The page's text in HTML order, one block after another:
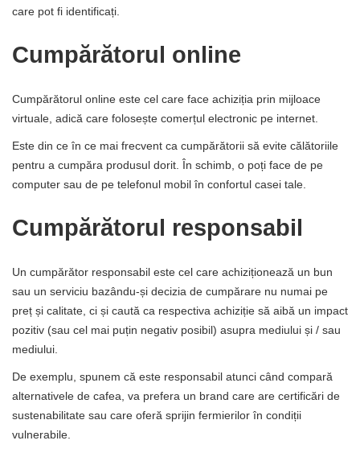
care pot fi identificați.
Cumpărătorul online
Cumpărătorul online este cel care face achiziția prin mijloace
virtuale, adică care folosește comerțul electronic pe internet.
Este din ce în ce mai frecvent ca cumpărătorii să evite călătoriile
pentru a cumpăra produsul dorit. În schimb, o poți face de pe
computer sau de pe telefonul mobil în confortul casei tale.
Cumpărătorul responsabil
Un cumpărător responsabil este cel care achiziționează un bun
sau un serviciu bazându-și decizia de cumpărare nu numai pe
preț și calitate, ci și caută ca respectiva achiziție să aibă un impact
pozitiv (sau cel mai puțin negativ posibil) asupra mediului și / sau
mediului.
De exemplu, spunem că este responsabil atunci când compară
alternativele de cafea, va prefera un brand care are certificări de
sustenabilitate sau care oferă sprijin fermierilor în condiții
vulnerabile.